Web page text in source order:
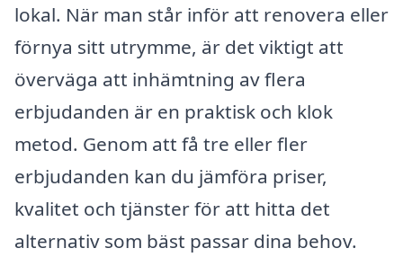
lokal. När man står inför att renovera eller
förnya sitt utrymme, är det viktigt att
överväga att inhämtning av flera
erbjudanden är en praktisk och klok
metod. Genom att få tre eller fler
erbjudanden kan du jämföra priser,
kvalitet och tjänster för att hitta det
alternativ som bäst passar dina behov.